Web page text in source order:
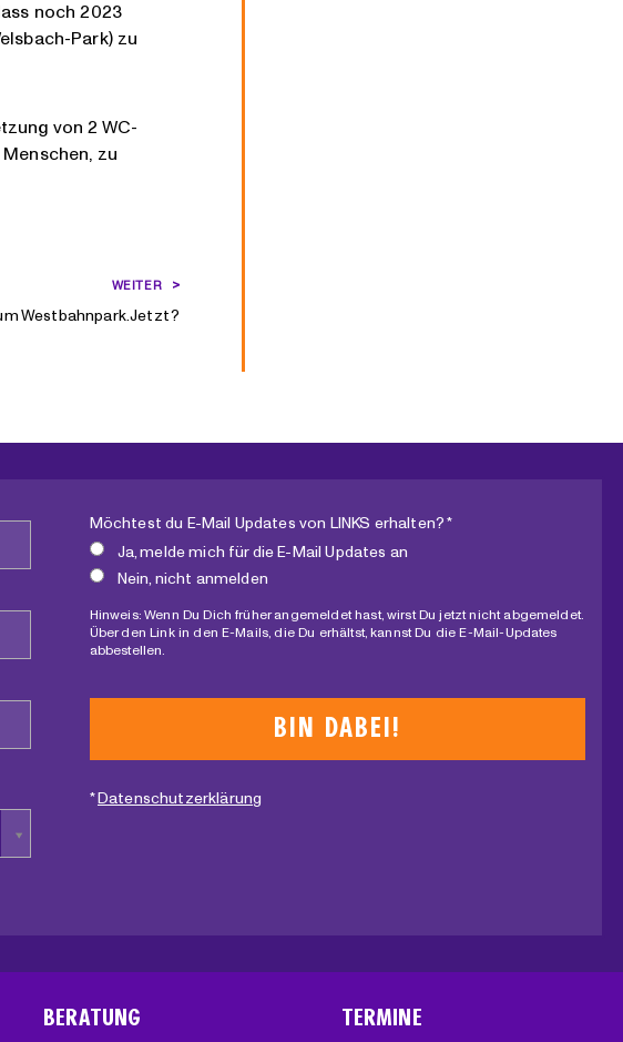
noch 2023
Park) zu
von 2 WC-
zu
WEITER
Westbahnpark.Jetzt?
Möchtest du E-Mail Updates von LINKS erhalten? *
Ja, melde mich für die E-Mail Updates an
Nein, nicht anmelden
Hinweis: Wenn Du Dich früher angemeldet hast, wirst Du jetzt nicht abgemeldet.
Über den Link in den E-Mails, die Du erhältst, kannst Du die E-Mail-Updates
abbestellen.
*Datenschutzerklärung
BERATUNG TERMINE